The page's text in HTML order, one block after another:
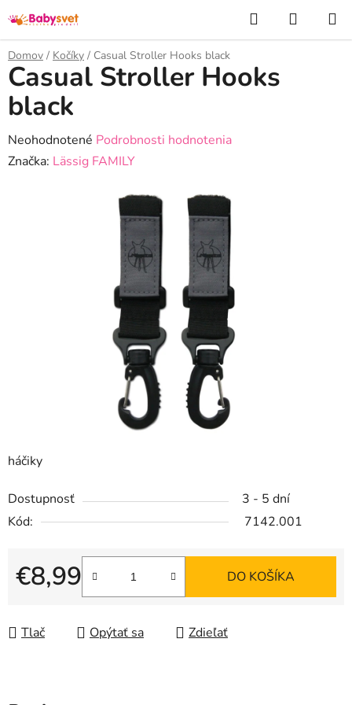
na
obsah
Hľadať
KOŠÍK
Domov / Kočíky / Casual Stroller Hooks black
háčiky
Dostupnosť
3 - 5 dní
Kód:
7142.001
€8,99
Jednotková cena:
DO KOŠÍKA
Tlač Opýtať sa Zdieľať
Casual Stroller Hooks
black
Priemerné
hodnotenie
Neohodnotené Podrobnosti hodnotenia
Značka: Lässig FAMILY